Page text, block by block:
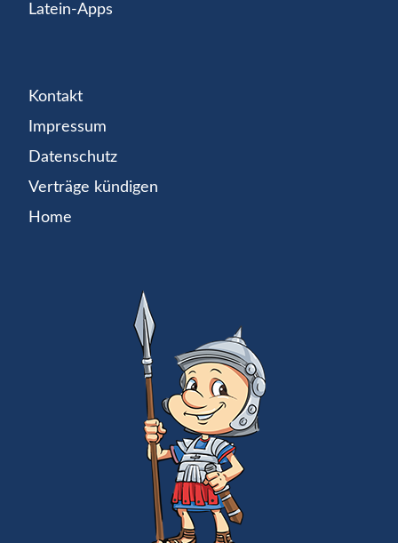
Latein-Apps
Kontakt
Impressum
Datenschutz
Verträge kündigen
Home